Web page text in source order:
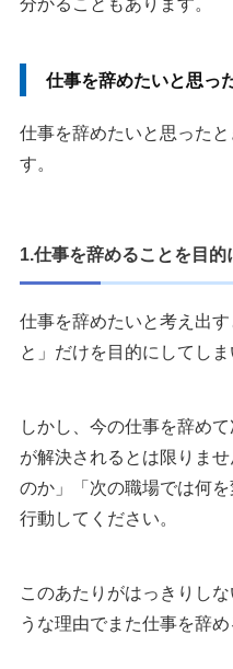
分かることもあります。
仕事を辞めたいと思っ
仕事を辞めたいと思った
す。
1.仕事を辞めることを目的
仕事を辞めたいと考え出
と」だけを目的にしてしま
しかし、今の仕事を辞め
が解決されるとは限りま
のか」「次の職場では何
行動してください。
このあたりがはっきりし
うな理由でまた仕事を辞